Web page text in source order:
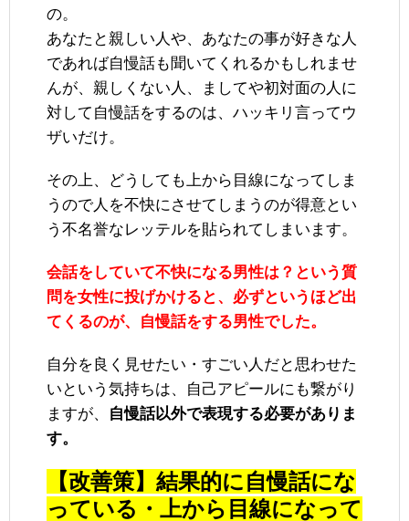
の。
あなたと親しい人や、あなたの事が好きな人
であれば自慢話も聞いてくれるかもしれませ
んが、親しくない人、ましてや初対面の人に
対して自慢話をするのは、ハッキリ言ってウ
ザいだけ。
その上、どうしても上から目線になってしま
うので人を不快にさせてしまうのが得意とい
う不名誉なレッテルを貼られてしまいます。
会話をしていて不快になる男性は？という質
問を女性に投げかけると、必ずというほど出
てくるのが、自慢話をする男性でした。
自分を良く見せたい・すごい人だと思わせた
いという気持ちは、自己アピールにも繋がり
ますが、
自慢話以外で表現する必要がありま
す。
【改善策】結果的に自慢話にな
っている・上から目線になって